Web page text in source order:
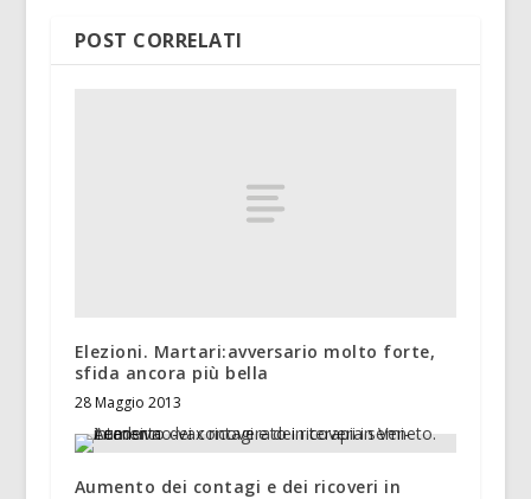
POST CORRELATI
Elezioni. Martari:avversario molto forte,
sfida ancora più bella
28 Maggio 2013
Aumento dei contagi e dei ricoveri in